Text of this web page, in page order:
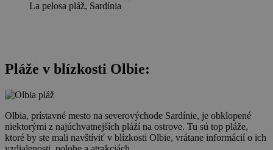
La pelosa pláž, Sardínia
Pláže v blízkosti Olbie:
Olbia, prístavné mesto na severovýchode Sardínie, je obklopené
niektorými z najúchvatnejších pláží na ostrove. Tu sú top pláže,
ktoré by ste mali navštíviť v blízkosti Olbie, vrátane informácií o ich